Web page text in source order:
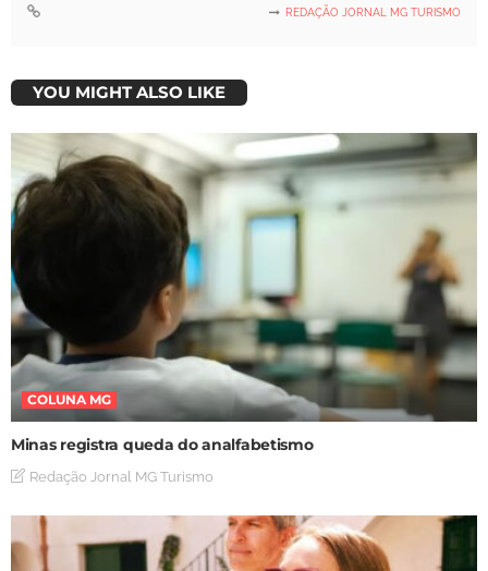
REDAÇÃO JORNAL MG TURISMO
YOU MIGHT ALSO LIKE
COLUNA MG
Minas registra queda do analfabetismo
Redação Jornal MG Turismo